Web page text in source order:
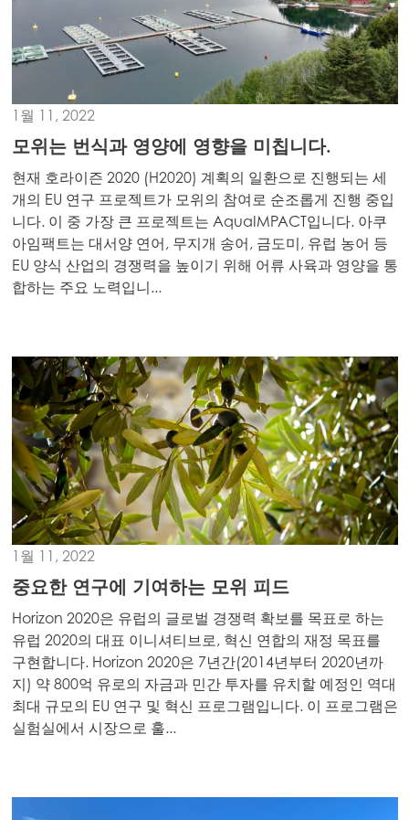
Asia
Mowi China
Mowi Japan
ACTIVE
Mowi Taiwan
Europe
Mowi Belgium (FR)
Mowi Czechia (EN)
Mowi Faroe Islands
Mowi France
Mowi Germany
Mowi Ireland
Mowi Italy
Mowi Netherlands
Mowi Norway
Mowi Poland
Mowi Scotland
Mowi Spain
계속하기
1월 11, 2022
모위는 번식과 영양에 영향을 미칩니다.
현재 호라이즌 2020 (H2020) 계획의 일환으로 진행되는 세
개의 EU 연구 프로젝트가 모위의 참여로 순조롭게 진행 중입
니다. 이 중 가장 큰 프로젝트는 AquaIMPACT입니다. 아쿠
아임팩트는 대서양 연어, 무지개 송어, 금도미, 유럽 농어 등
EU 양식 산업의 경쟁력을 높이기 위해 어류 사육과 영양을 통
합하는 주요 노력입니...
1월 11, 2022
중요한 연구에 기여하는 모위 피드
Horizon 2020은 유럽의 글로벌 경쟁력 확보를 목표로 하는
유럽 2020의 대표 이니셔티브로, 혁신 연합의 재정 목표를
구현합니다. Horizon 2020은 7년간(2014년부터 2020년까
지) 약 800억 유로의 자금과 민간 투자를 유치할 예정인 역대
최대 규모의 EU 연구 및 혁신 프로그램입니다. 이 프로그램은
실험실에서 시장으로 훌...